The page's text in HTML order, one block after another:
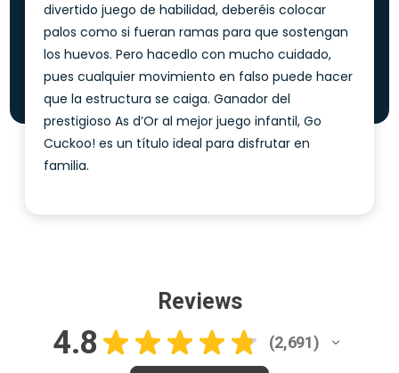
divertido juego de habilidad, deberéis colocar
palos como si fueran ramas para que sostengan
los huevos. Pero hacedlo con mucho cuidado,
pues cualquier movimiento en falso puede hacer
que la estructura se caiga. Ganador del
prestigioso As d’Or al mejor juego infantil, Go
Cuckoo! es un título ideal para disfrutar en
familia.
Reviews
4.8 ★ ★ ★ ★ ★ 2,691
2691